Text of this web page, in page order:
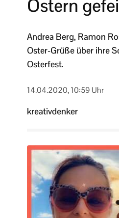
Ostern
Andrea Berg, Ramon
Oster-Grüße über ihre
Osterfest.
14.04.2020, 10:59 Uhr
kreativdenker